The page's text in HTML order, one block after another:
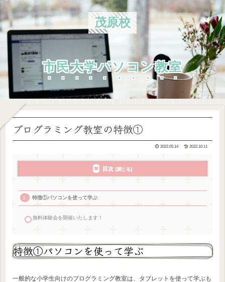
茂原校
市民大学パソコン教室
プログラミング教室の特徴①
2022.05.14 2022.10.11
目次
特徴①パソコンを使って学ぶ
無料体験会を開催いたします！
特徴①パソコンを使って学ぶ
一般的な小学生向けのプログラミング教室は、タブレットを使って学ぶも